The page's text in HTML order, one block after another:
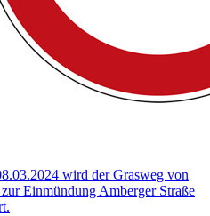
wird der Grasweg von
Einmündung Amberger Straße